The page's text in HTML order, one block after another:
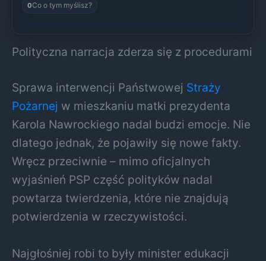
0Co o tym myślisz?
Polityczna narracja zderza się z procedurami
Sprawa interwencji Państwowej Straży
Pożarnej w mieszkaniu matki prezydenta
Karola Nawrockiego nadal budzi emocje. Nie
dlatego jednak, że pojawiły się nowe fakty.
Wręcz przeciwnie – mimo oficjalnych
wyjaśnień PSP część polityków nadal
powtarza twierdzenia, które nie znajdują
potwierdzenia w rzeczywistości.
Najgłośniej robi to były minister edukacji